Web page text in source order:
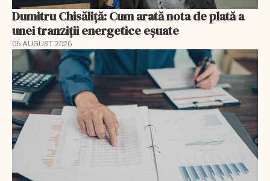
Dumitru Chisăliță: Cum arată nota de plată a
unei tranziții energetice eșuate
06 AUGUST 2026